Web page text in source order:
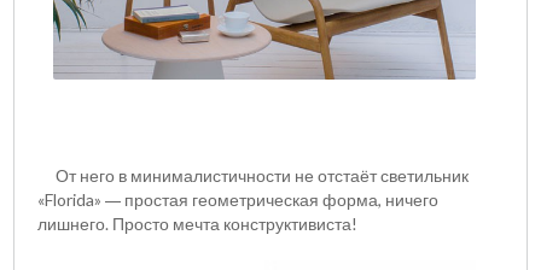
От него в минималистичности не отстаёт светильник
«Florida» — простая геометрическая форма, ничего
лишнего. Просто мечта конструктивиста!